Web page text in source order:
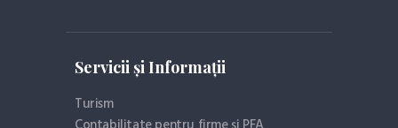
Servicii și Informații
Turism